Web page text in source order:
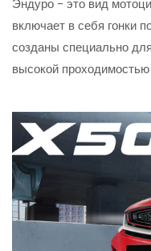
Эндуро - это вид
включает в себя гонки
созданы специально
высокой